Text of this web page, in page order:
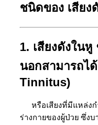
ชนิดของ เสียง
1. เสียงดังใน
นอกสามารถไ
Tinnitus)
หรือเสียงที่มีแหล่งก
ร่างกายของผู้ป่วย ซึ่งบ